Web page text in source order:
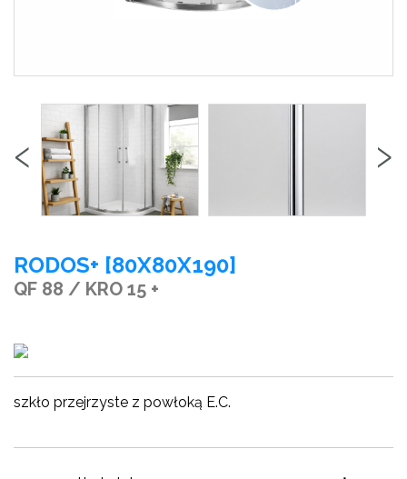
‹ ›
RODOS+ [80X80X190]
QF 88 / KRO 15 +
szkło przejrzyste z powłoką E.C.